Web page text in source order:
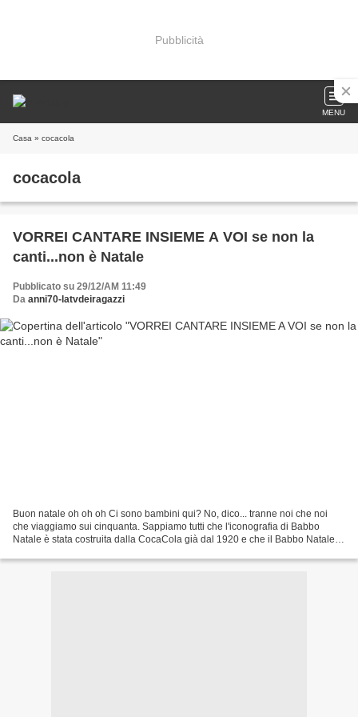
Pubblicità
MENU
Casa » cocacola
cocacola
VORREI CANTARE INSIEME A VOI se non la
canti...non è Natale
Pubblicato su 29/12/AM 11:49
Da anni70-latvdeiragazzi
Buon natale oh oh oh Ci sono bambini qui? No, dico... tranne noi che noi
che viaggiamo sui cinquanta. Sappiamo tutti che l'iconografia di Babbo
Natale è stata costruita dalla CocaCola già dal 1920 e che il Babbo Natale